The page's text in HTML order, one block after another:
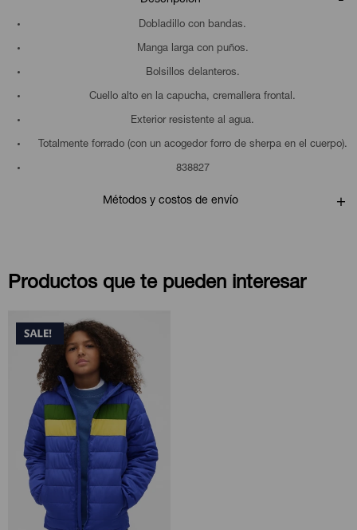
Dobladillo con bandas.
Manga larga con puños.
Bolsillos delanteros.
Cuello alto en la capucha, cremallera frontal.
Exterior resistente al agua.
Totalmente forrado (con un acogedor forro de sherpa en el cuerpo).
838827
Métodos y costos de envío
Productos que te pueden interesar